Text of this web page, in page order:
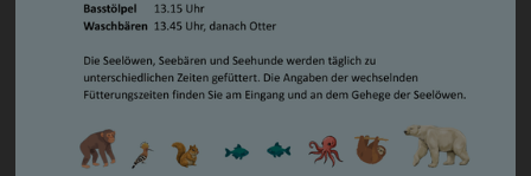
Ringelnatter
Lurche
Rotbauchunke
Nordsee-Aquarium
Unser Team
Historie
Prof. Dr. Hauke Hilz.
Im Zooschulraum mikroskopieren die Schüler:innen und
fertigen wissenschaftliche Zeichnungen an. Sie lernen,
dass das Wattenmeer ein empfindliches Ökosystem ist, in
dem jedes Element – selbst winzige Mikroorganismen im
Sediment oder ein Stück Müll – Auswirkungen auf das